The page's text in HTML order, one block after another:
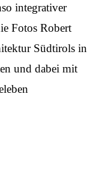
integrativer
Fotos Robert
Südtirols in
und dabei mit